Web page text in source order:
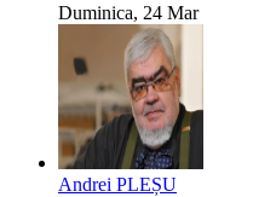
Duminica, 24 Mar
Andrei PLEȘU